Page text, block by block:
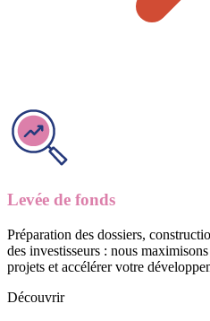
Levée de fonds
Préparation des dossiers,
des investisseurs : nous
projets et accélérer votre
Découvrir